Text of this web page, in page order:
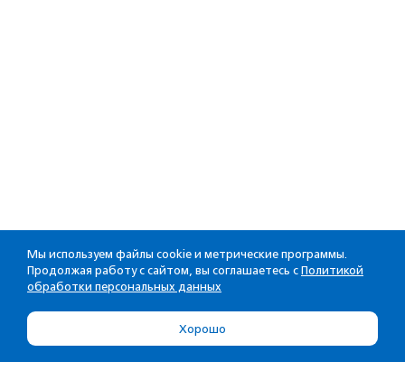
Мы используем файлы cookie и метрические программы.
Продолжая работу с сайтом, вы соглашаетесь с Политикой
обработки персональных данных
Хорошо